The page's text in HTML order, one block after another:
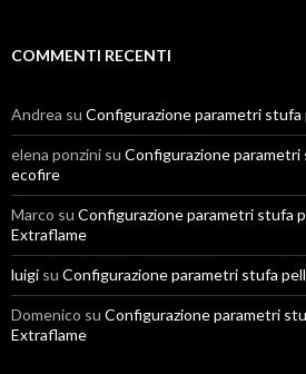
COMMENTI RECENTI
Andrea su Configurazione parametri
elena ponzini su Configurazione
ecofire
Marco su Configurazione parametri stufa
Extraflame
luigi su Configurazione parametri stufa
Domenico su Configurazione parametri
Extraflame